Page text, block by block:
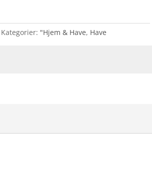
Kategorier: "Hjem & Have, Have